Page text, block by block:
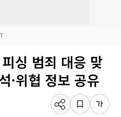
싱 범죄 대응 맞
·위협 정보 공유